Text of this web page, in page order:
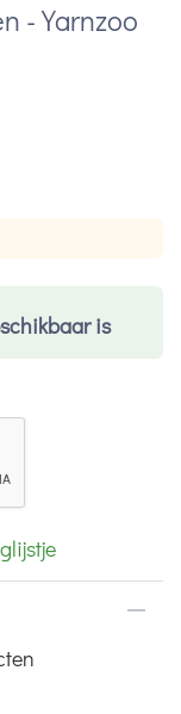
- Yarnzoo
is